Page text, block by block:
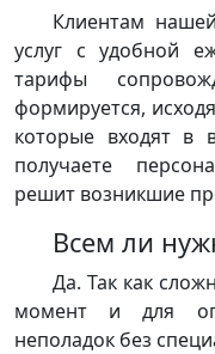
Клиентам
услуг с удобной
тарифы
формируется,
которые входят в
получаете
решит возникшие
Всем ли
Да. Так как
момент и для
неполадок без